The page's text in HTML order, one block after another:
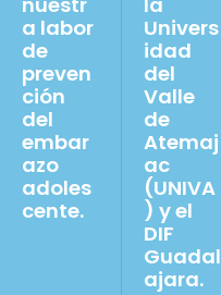
a labor
de
preven
ción
del
embar
azo
adoles
cente.
Univers
idad
del
Valle
de
Atemaj
ac
(UNIVA
) y el
DIF
Guadal
ajara.